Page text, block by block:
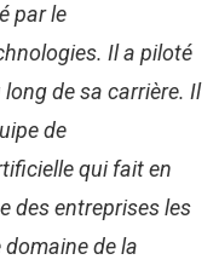
par le
Il a piloté
de sa carrière. Il
de
qui fait en
des entreprises les
de la